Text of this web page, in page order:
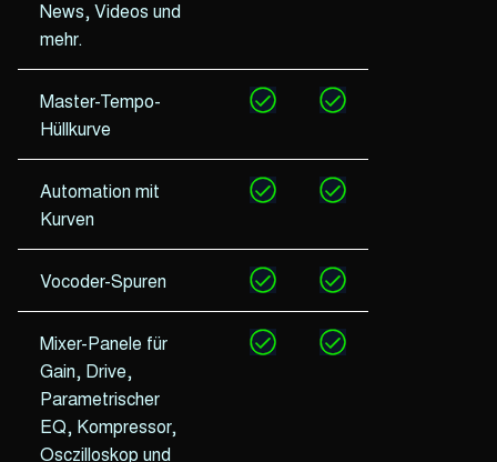
News, Videos und
mehr.
Master-Tempo-
Hüllkurve
Automation mit
Kurven
Vocoder-Spuren
Mixer-Panele für
Gain, Drive,
Parametrischer
EQ, Kompressor,
Osczilloskop und